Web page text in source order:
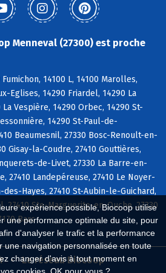
expérience possible, Biocoop utilise
une performance optimale du site, pour
d'analyser le trafic et la performance
une navigation personnalisée en toute
changer d'avis à tout moment en
Menneval (27300) est proche
14100 L, 14100 Marolles,
Eglises, 14290 Friardel, 14290 La
Vespière, 14290 Orbec, 14290 St-
14290 St-Paul-de-
Beaumesnil, 27330 Bosc-Renoult-en-
Gisay-la-Coudre, 27410 Gouttières,
de-Livet, 27330 La Barre-en-
27410 Landepéreuse, 27410 Le Noyer-
des-Hayes, 27410 St-Aubin-le-Guichard,
27410 Ste-Marguerite-en-Ouche, 27330
Barc
Le réseau Biocoop